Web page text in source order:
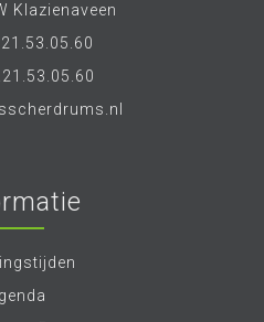
Klazienaveen